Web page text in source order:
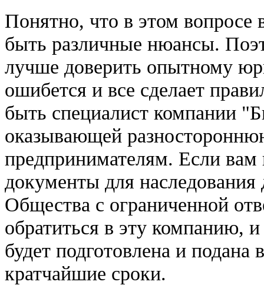
Понятно, что в этом вопросе
быть различные нюансы.
лучше доверить опытному
ошибется и все сделает
быть специалист компании
оказывающей
предпринимателям. Если вам
документы для
Общества с ограниченной
обратиться в эту компанию,
будет подготовлена и
кратчайшие сроки.